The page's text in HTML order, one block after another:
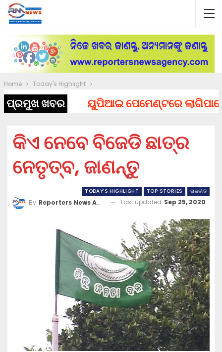
Home Today's Highlight
ପ୍ରମୁଖ ଖବରୟୁପିଆଇ ପେମେଣ୍ଟରେ ଲାଗିପାରେ
କିଏ ନେବେ ବିଜେଡି ଛାତ୍ର
ନେତୃତ୍ବ, ଜାଣନ୍ତୁ
TODAY'S HIGHLIGHT TOP STORIES ରାଜନୀତି
By Reporters News Agency Last updated Sep 25, 2020